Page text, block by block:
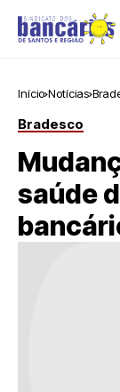
Início Notícias
Bradesco
saúde